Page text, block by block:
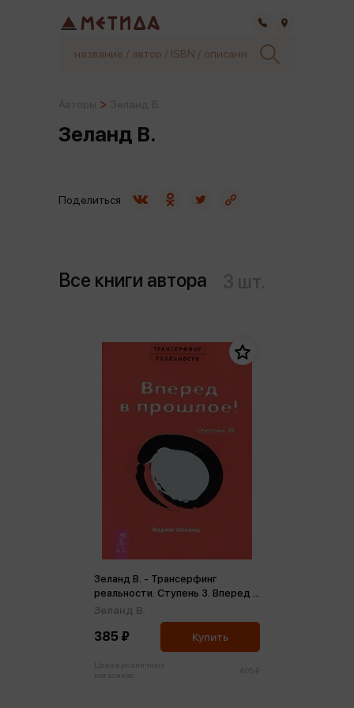
Зеланд В.
Все книги автора
Поделиться
Зеланд В. - Трансерфинг
реальности. Ступень 3. Вперед в
прошлое! (красн.) (м)
Зеланд В.
385 ₽ Купить